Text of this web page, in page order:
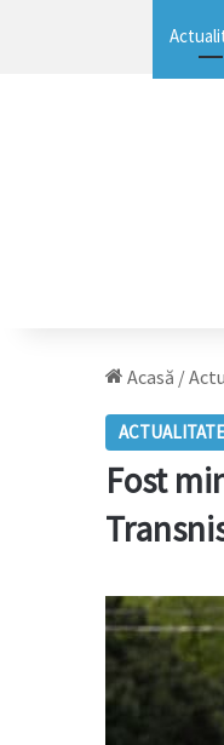
Acasă /
ACTUALITATE
Fost